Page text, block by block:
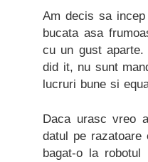
Am decis sa
bucata asa
cu un gust
did it, nu sunt
lucruri bune si
Daca urasc vreo
datul pe
bagat-o la